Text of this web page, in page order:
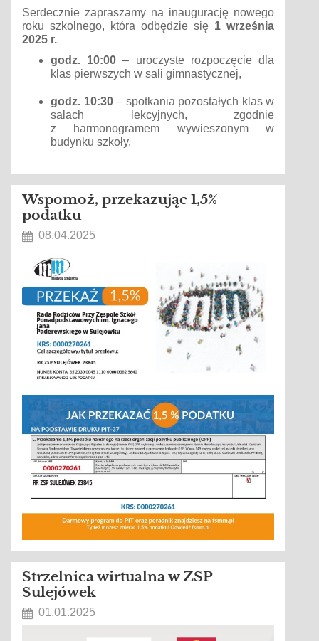
Serdecznie zapraszamy na inaugurację nowego
roku szkolnego, która odbędzie się 1 września
2025 r.
godz. 10:00 – uroczyste rozpoczęcie dla
klas pierwszych w sali gimnastycznej,
godz. 10:30– spotkania pozostałych klas w
salach lekcyjnych, zgodnie
z harmonogramem wywieszonym w
budynku szkoły.
Wspomoż, przekazując 1,5%
podatku
08.04.2025
Strzelnica wirtualna w ZSP
Sulejówek
01.01.2025